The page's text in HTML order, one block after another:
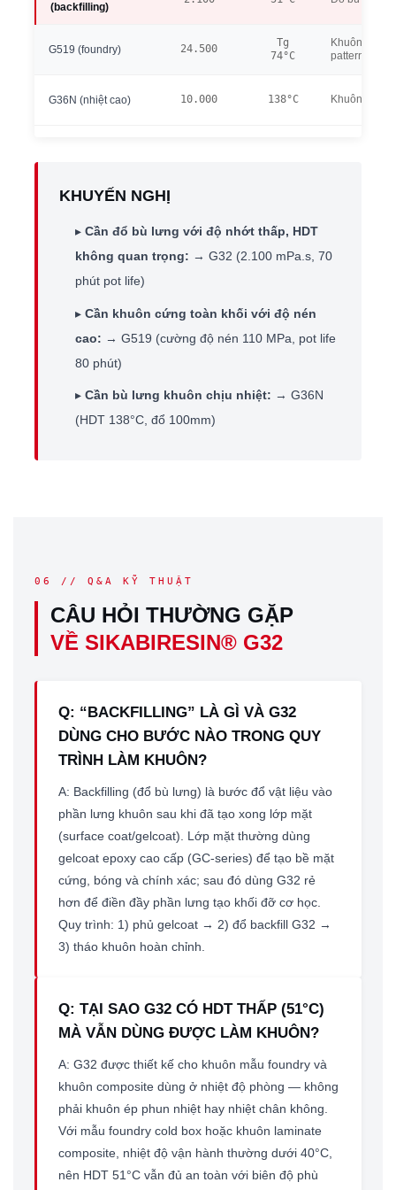
(backfilling)
G519 (foundry) 24.500
Tg
74°C
Khuôn dập
pattern
G36N (nhiệt cao) 10.000 138°C Khuôn nhiệt
KHUYẾN NGHỊ
▸Cần đổ bù lưng với độ nhớt thấp, HDT
không quan trọng: → G32 (2.100 mPa.s, 70
phút pot life)
▸Cần khuôn cứng toàn khối với độ nén
cao: → G519 (cường độ nén 110 MPa, pot life
80 phút)
▸Cần bù lưng khuôn chịu nhiệt: → G36N
(HDT 138°C, đổ 100mm)
06 // Q&A KỸ THUẬT
CÂU HỎI THƯỜNG GẶP
VỀ SIKABIRESIN® G32
Q: “BACKFILLING” LÀ GÌ VÀ G32
DÙNG CHO BƯỚC NÀO TRONG QUY
TRÌNH LÀM KHUÔN?
A: Backfilling (đổ bù lưng) là bước đổ vật liệu vào
phần lưng khuôn sau khi đã tạo xong lớp mặt
(surface coat/gelcoat). Lớp mặt thường dùng
gelcoat epoxy cao cấp (GC-series) để tạo bề mặt
cứng, bóng và chính xác; sau đó dùng G32 rẻ
hơn để điền đầy phần lưng tạo khối đỡ cơ học.
Quy trình: 1) phủ gelcoat → 2) đổ backfill G32 →
3) tháo khuôn hoàn chỉnh.
Q: TẠI SAO G32 CÓ HDT THẤP (51°C)
MÀ VẪN DÙNG ĐƯỢC LÀM KHUÔN?
A: G32 được thiết kế cho khuôn mẫu foundry và
khuôn composite dùng ở nhiệt độ phòng — không
phải khuôn ép phun nhiệt hay nhiệt chân không.
Với mẫu foundry cold box hoặc khuôn laminate
composite, nhiệt độ vận hành thường dưới 40°C,
nên HDT 51°C vẫn đủ an toàn với biên độ phù